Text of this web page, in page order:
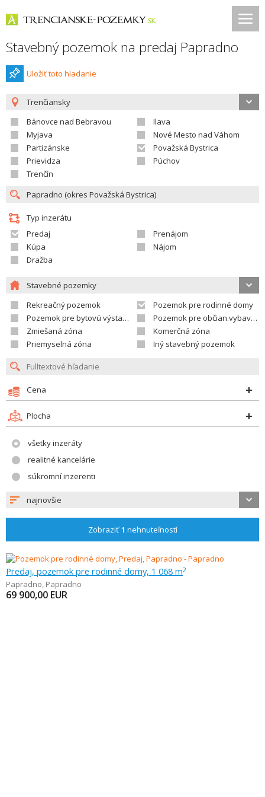
Stavebný pozemok na predaj Papradno
Uložiť toto hladanie
Trenčiansky
Bánovce nad Bebravou
Ilava
Myjava
Nové Mesto nad Váhom
Partizánske
Považská Bystrica
Prievidza
Púchov
Trenčín
Typ inzerátu
Predaj
Prenájom
Kúpa
Nájom
Dražba
Stavebné pozemky
Rekreačný pozemok
Pozemok pre rodinné domy
Pozemok pre bytovú výstavbu
Pozemok pre občian.vybavenosť
Zmiešaná zóna
Komerčná zóna
Priemyselná zóna
Iný stavebný pozemok
Cena
Plocha
všetky inzeráty
realitné kancelárie
súkromní inzerenti
najnovšie
Zobraziť1 nehnuteľností
Predaj, pozemok pre rodinné domy, 1 068 m2
Papradno, Papradno
69 900,00 EUR